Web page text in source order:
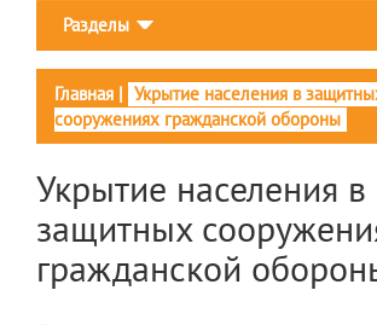
Разделы
Главная | Укрытие населения в
сооружениях гражданской обороны
Укрытие населения в
защитных
гражданской